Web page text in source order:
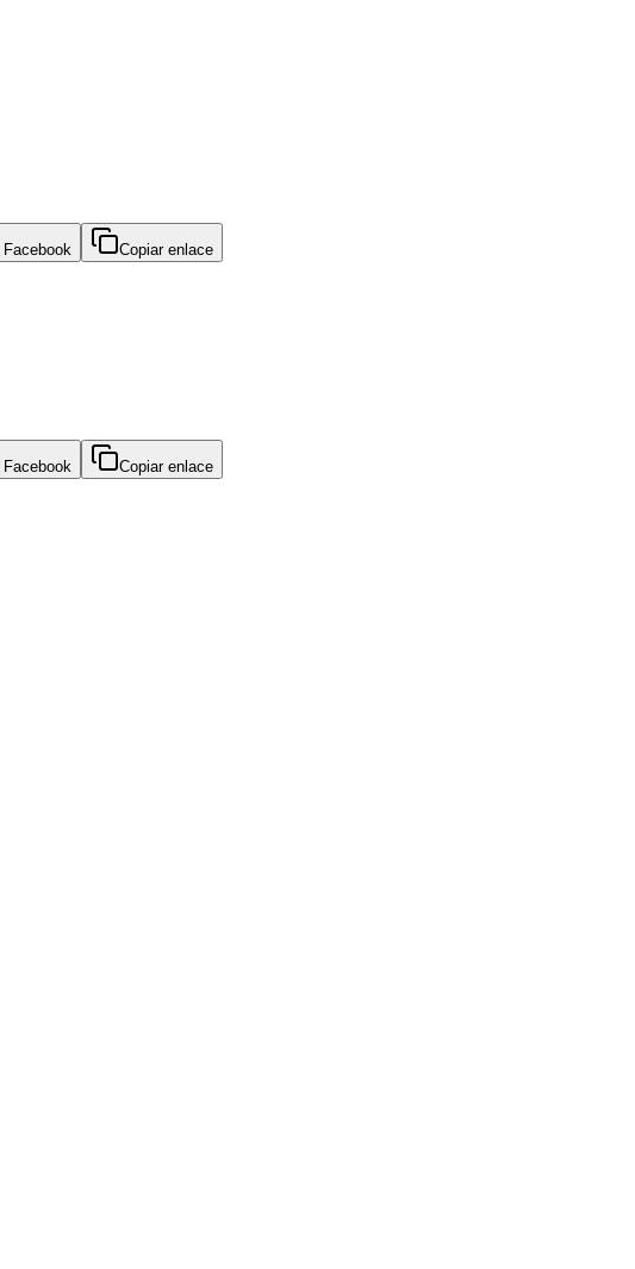
Facebook Copiar enlace
Facebook Copiar enlace